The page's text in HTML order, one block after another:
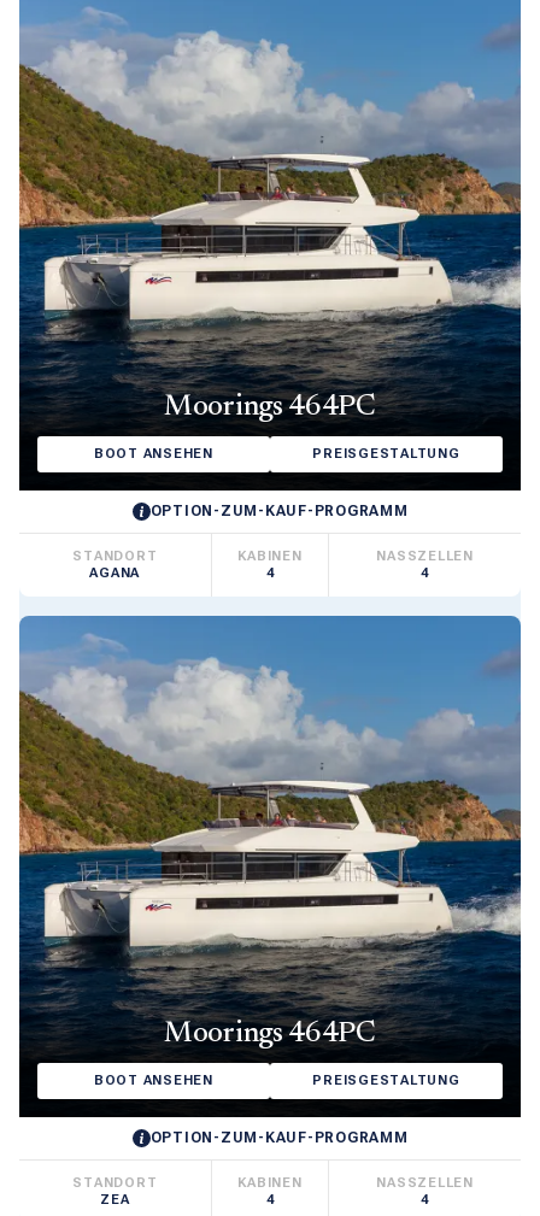
Moorings 464PC
BOOT ANSEHEN PREISGESTALTUNG
OPTION-ZUM-KAUF-PROGRAMM
STANDORT
AGANA
KABINEN
4
NASSZELLEN
4
Moorings 464PC
BOOT ANSEHEN PREISGESTALTUNG
OPTION-ZUM-KAUF-PROGRAMM
STANDORT
ZEA
KABINEN
4
NASSZELLEN
4